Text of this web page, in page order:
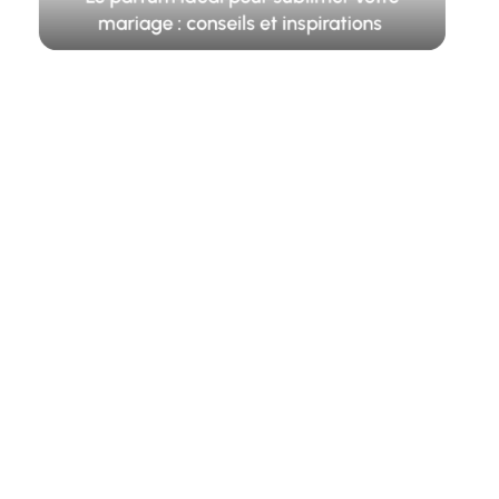
Le parfum idéal pour sublimer votre
mariage : conseils et inspirations